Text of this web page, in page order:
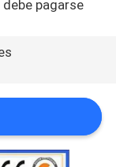
pagarse